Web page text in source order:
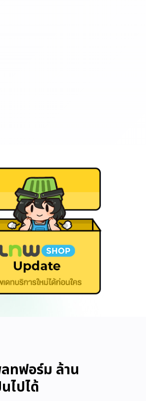
ทฟอร์ม ล้าน
ไปได้